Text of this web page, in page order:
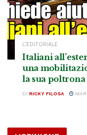
L’EDITORIALE
Italiani
una
la sua poltrona
DI RICKY FILOSA